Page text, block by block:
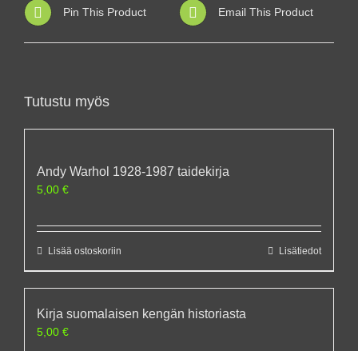
Pin This Product Email This Product
Tutustu myös
Andy Warhol 1928-1987 taidekirja
5,00 €
Lisää ostoskoriin Lisätiedot
Kirja suomalaisen kengän historiasta
5,00 €